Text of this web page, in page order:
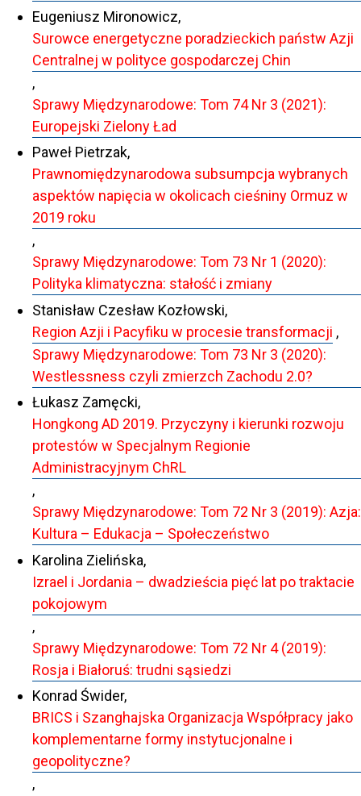
Eugeniusz Mironowicz,
Surowce energetyczne poradzieckich państw Azji
Centralnej w polityce gospodarczej Chin
,
Sprawy Międzynarodowe: Tom 74 Nr 3 (2021):
Europejski Zielony Ład
Paweł Pietrzak,
Prawnomiędzynarodowa subsumpcja wybranych
aspektów napięcia w okolicach cieśniny Ormuz w
2019 roku
,
Sprawy Międzynarodowe: Tom 73 Nr 1 (2020):
Polityka klimatyczna: stałość i zmiany
Stanisław Czesław Kozłowski,
Region Azji i Pacyfiku w procesie transformacji ,
Sprawy Międzynarodowe: Tom 73 Nr 3 (2020):
Westlessness czyli zmierzch Zachodu 2.0?
Łukasz Zamęcki,
Hongkong AD 2019. Przyczyny i kierunki rozwoju
protestów w Specjalnym Regionie
Administracyjnym ChRL
,
Sprawy Międzynarodowe: Tom 72 Nr 3 (2019): Azja:
Kultura – Edukacja – Społeczeństwo
Karolina Zielińska,
Izrael i Jordania – dwadzieścia pięć lat po traktacie
pokojowym
,
Sprawy Międzynarodowe: Tom 72 Nr 4 (2019):
Rosja i Białoruś: trudni sąsiedzi
Konrad Świder,
BRICS i Szanghajska Organizacja Współpracy jako
komplementarne formy instytucjonalne i
geopolityczne?
,